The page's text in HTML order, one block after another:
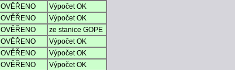
OVĚŘENO
Výpočet OK
OVĚŘENO
Výpočet OK
OVĚŘENO
ze stanice GOPE
OVĚŘENO
Výpočet OK
OVĚŘENO
Výpočet OK
OVĚŘENO
Výpočet OK